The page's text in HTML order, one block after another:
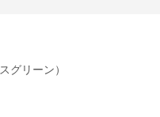
グリーン）